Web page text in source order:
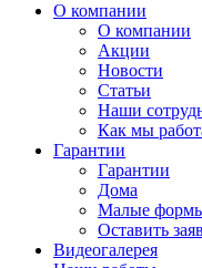
О компании
О компании
Акции
Новости
Статьи
Наши
Как мы
Гарантии
Гарантии
Дома
Малые
Оставить
Видеогалерея